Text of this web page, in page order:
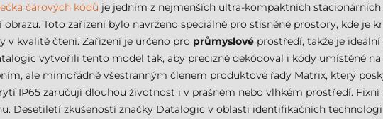
čárových kódů je jedním z nejmenších ultra-kompaktních
Toto zařízení bylo navrženo speciálně pro stísněné prostory, kde je
v kvalitě čtení. Zařízení je určeno pro průmyslové prostředí, takže je
vytvořili tento model tak, aby precizně dekódoval i kódy umístěné
ale mimořádně všestranným členem produktové řady Matrix, který
IP65 zaručují dlouhou životnost i v prašném nebo vlhkém prostředí.
Desetiletí zkušeností značky Datalogic v oblasti identifikačních